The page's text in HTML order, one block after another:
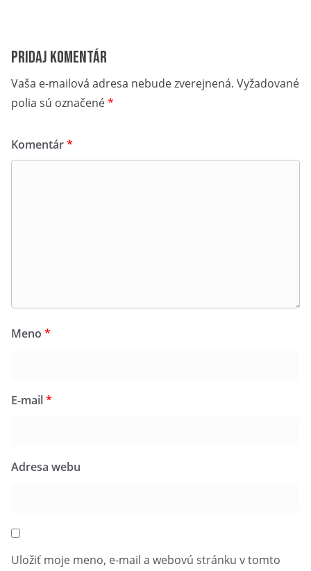
Pridaj komentár
Vaša e-mailová adresa nebude zverejnená. Vyžadované
polia sú označené*
Komentár*
Meno *
E-mail*
Adresa webu
Uložiť moje meno, e-mail a webovú stránku v tomto